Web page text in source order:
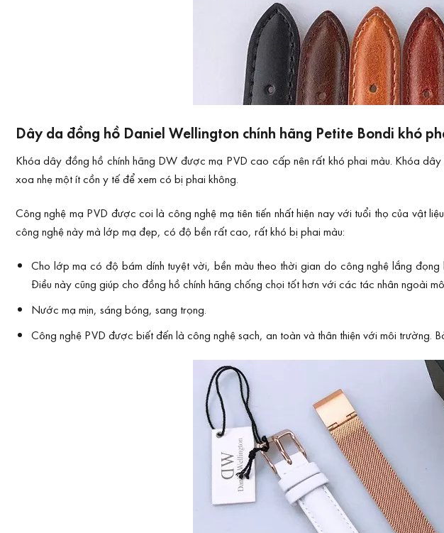
Dây da đồng hồ Daniel Wellington chính hãng Petite Bondi khó
Khóa dây đồng hồ chính hãng DW đượcmạ PVD cao cấp nên rất khó phai màu. Khóa
xoa nhẹ một ít cồn y tế để xem có bị phai không.
Công nghệ mạ PVD được coi là công nghệ mạ tiên tiến nhất hiện nay với tuổi thọ của vật
công nghệ này mà lớp mạ đẹp, có độ bền rất cao, rất khó bị phai màu:
Cho lớp mạ có độ bám dính tuyệt vời, bền màu theo thời gian do công nghệ lắng
Điều này cũng giúp cho đồng hồ chính hãng chống chọi tốt hơn với các tác nhân ngoài
Nước mạ mịn, sáng bóng, sang trọng.
Công nghệ PVD được biết đến là công nghệ sạch, an toàn và thân thiện với môi